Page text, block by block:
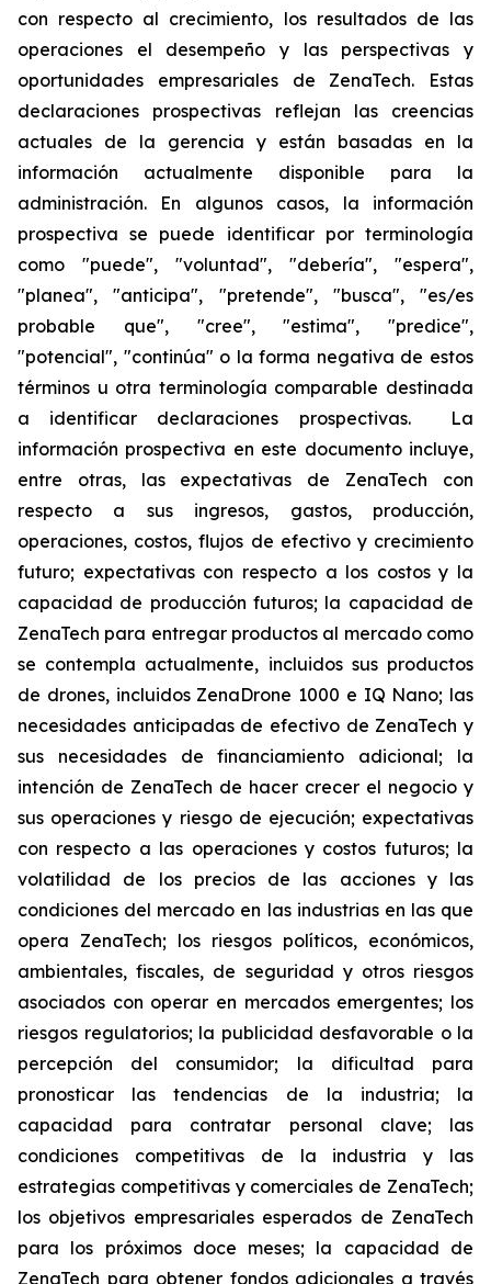
con respecto al crecimiento, los resultados de las
operaciones el desempeño y las perspectivas y
oportunidades empresariales de ZenaTech. Estas
declaraciones prospectivas reflejan las creencias
actuales de la gerencia y están basadas en la
información actualmente disponible para la
administración. En algunos casos, la información
prospectiva se puede identificar por terminología
como "puede", "voluntad", "debería", "espera",
"planea", "anticipa", "pretende", "busca", "es/es
probable que", "cree", "estima", "predice",
"potencial", "continúa" o la forma negativa de estos
términos u otra terminología comparable destinada
a identificar declaraciones prospectivas. La
información prospectiva en este documento incluye,
entre otras, las expectativas de ZenaTech con
respecto a sus ingresos, gastos, producción,
operaciones, costos, flujos de efectivo y crecimiento
futuro; expectativas con respecto a los costos y la
capacidad de producción futuros; la capacidad de
ZenaTech para entregar productos al mercado como
se contempla actualmente, incluidos sus productos
de drones, incluidos ZenaDrone 1000 e IQ Nano; las
necesidades anticipadas de efectivo de ZenaTech y
sus necesidades de financiamiento adicional; la
intención de ZenaTech de hacer crecer el negocio y
sus operaciones y riesgo de ejecución; expectativas
con respecto a las operaciones y costos futuros; la
volatilidad de los precios de las acciones y las
condiciones del mercado en las industrias en las que
opera ZenaTech; los riesgos políticos, económicos,
ambientales, fiscales, de seguridad y otros riesgos
asociados con operar en mercados emergentes; los
riesgos regulatorios; la publicidad desfavorable o la
percepción del consumidor; la dificultad para
pronosticar las tendencias de la industria; la
capacidad para contratar personal clave; las
condiciones competitivas de la industria y las
estrategias competitivas y comerciales de ZenaTech;
los objetivos empresariales esperados de ZenaTech
para los próximos doce meses; la capacidad de
ZenaTech para obtener fondos adicionales a través